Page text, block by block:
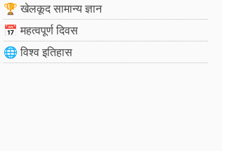
🏆 खेलकूद सामान्य ज्ञान
📅 महत्वपूर्ण दिवस
🌐 विश्व इतिहास